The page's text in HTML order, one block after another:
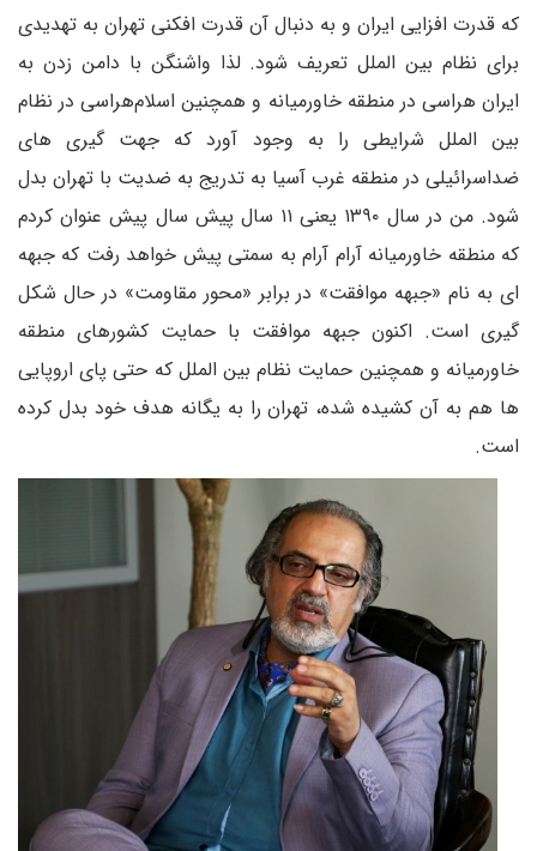
که قدرت افزایی ایران و به دنبال آن قدرت افکنی تهران به تهدیدی
برای نظام بین الملل تعریف شود. لذا واشنگن با دامن زدن به
ایران هراسی در منطقه خاورمیانه و همچنین اسلام‌هراسی در نظام
بین الملل شرایطی را به وجود آورد که جهت گیری های
ضداسرائیلی در منطقه غرب آسیا به تدریج به ضدیت با تهران بدل
شود. من در سال ۱۳۹۰ یعنی ۱۱ سال پیش سال پیش عنوان کردم
که منطقه خاورمیانه آرام آرام به سمتی پیش خواهد رفت که جبهه
ای به نام «جبهه موافقت» در برابر «محور مقاومت» در حال شکل
گیری است. اکنون جبهه موافقت با حمایت کشورهای منطقه
خاورمیانه و همچنین حمایت نظام بین الملل که حتی پای اروپایی
ها هم به آن کشیده شده، تهران را به یگانه هدف خود بدل کرده
است.